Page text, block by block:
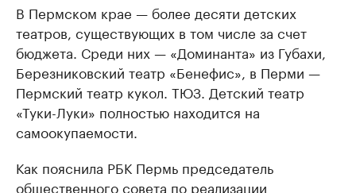
В Пермском крае — более десяти детских
театров, существующих в том числе за счет
бюджета. Среди них — «Доминанта» из Губахи,
Березниковский театр «Бенефис», в Перми —
Пермский театр кукол. ТЮЗ. Детский театр
«Туки-Луки» полностью находится на
самоокупаемости.
Как пояснила РБК Пермь председатель
общественного совета по реализации